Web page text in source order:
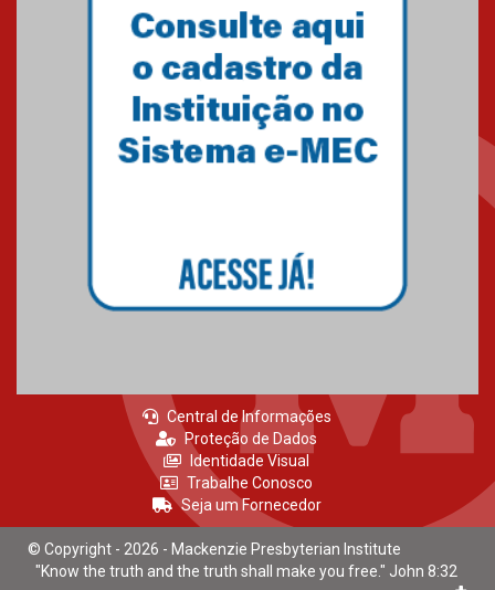
Gravação do projeto “Mais de
31 mil vozes com a Palavra” é
realizado no Colégio
Mackenzie Brasília
25.10.2024
Brasília conquistam medalhas
em importantes competições
de Matemática
04.10.2024
Central de Informações
Proteção de Dados
Identidade Visual
Trabalhe Conosco
Seja um Fornecedor
© Copyright - 2026 - Mackenzie Presbyterian Institute
"Know the truth and the truth shall make you free." John 8:32